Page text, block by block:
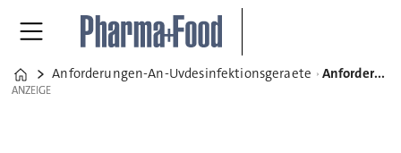
Home
Anforderungen-An-Uvdesinfektionsgeraete Anforderungen an UV-Desinfektionsgeräte
ANZEIGE
ANZEIGE